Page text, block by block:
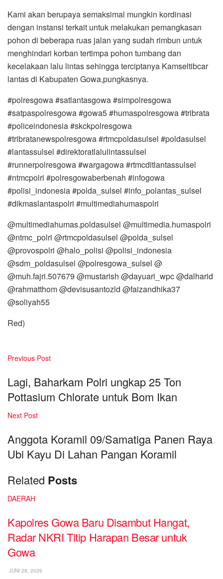
Kami akan berupaya semaksimal mungkin kordinasi
dengan instansi terkait untuk melakukan pemangkasan
pohon di beberapa ruas jalan yang sudah rimbun untuk
menghindari korban tertimpa pohon tumbang dan
kecelakaan lalu lintas sehingga terciptanya Kamseltibcar
lantas di Kabupaten Gowa,pungkasnya.
#polresgowa #satlantasgowa #simpolresgowa
#satpaspolresgowa #gowa5 #humaspolresgowa #tribrata
#policeindonesia #skckpolresgowa
#tribratanewspolresgowa #rtmcpoldasulsel #poldasulsel
#lantassulsel #direktoratlalulintassulsel
#runnerpolresgowa #wargagowa #rtmcditlantassulsel
#ntmcpolri #polresgowaberbenah #infogowa
#polisi_indonesia #polda_sulsel #info_polantas_sulsel
#dikmaslantaspolri #multimediahumaspolri
@multimediahumas.poldasulsel @multimedia.humaspolri
@ntmc_polri @rtmcpoldasulsel @polda_sulsel
@provospolri @halo_polisi @polisi_indonesia
@sdm_poldasulsel @polresgowa_sulsel @
@muh.fajri.507679 @mustarish @dayuari_wpc @dalharid
@rahmatthom @devisusantozld @faizandhika37
@soliyah55
Red)
Previous Post
Lagi, Baharkam Polri ungkap 25 Ton
Pottasium Chlorate untuk Bom Ikan
Next Post
Anggota Koramil 09/Samatiga Panen Raya
Ubi Kayu Di Lahan Pangan Koramil
Related Posts
DAERAH
Kapolres Gowa Baru Disambut Hangat,
Radar NKRI Titip Harapan Besar untuk
Gowa
JUNI 28, 2026